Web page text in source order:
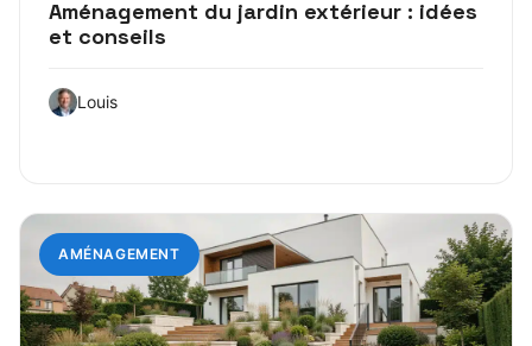
Aménagement du jardin extérieur : idées
et conseils
Louis
AMÉNAGEMENT